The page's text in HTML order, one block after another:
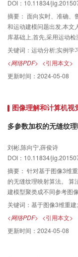
DOI：10.11834/
摘要： 面向实时、准确、
和运动建模问题出发,本文
库基础上,首先,采用运动
文轮廓匹配方法,从实例库
和转移概率建模实现人
基于轮廓的形状上下文特
分析结果,关节夹角平均误
度。 本文人体运动分析
关键词： 运动分析;实例学
<网络PDF> <引用本文>
更新时间： 2024-05-08
图像理解和计算机视
多参数加权的无缝纹
刘彬,陈向宁,薛俊诗
DOI：10.11834/
摘要： 针对基于图像3维
的无缝纹理映射算法。 算
建模型聚类成不同参考图
建顶点的法线角度、图像
分辨率分解融合技术消
据进行了验证,本文算法
构网误差较大的区域也能
理映射。 提出了一种无
关键词： 基于图像3维重建;
<网络PDF> <引用本文>
更新时间： 2024-05-08